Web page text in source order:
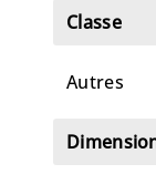
Classe
Autres